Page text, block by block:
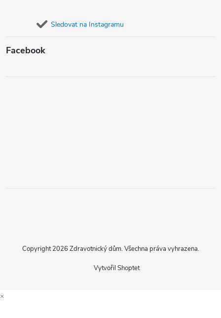
Sledovat na Instagramu
Facebook
Vytvořil Shoptet
Copyright 2026 Zdravotnický dům. Všechna práva vyhrazena.
×